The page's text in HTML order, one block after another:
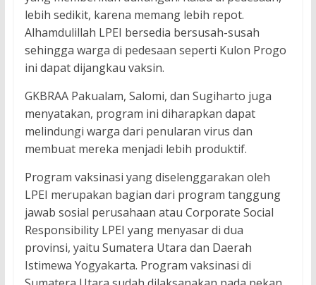
lebih sedikit, karena memang lebih repot.
Alhamdulillah LPEI bersedia bersusah-susah
sehingga warga di pedesaan seperti Kulon Progo
ini dapat dijangkau vaksin.
GKBRAA Pakualam, Salomi, dan Sugiharto juga
menyatakan, program ini diharapkan dapat
melindungi warga dari penularan virus dan
membuat mereka menjadi lebih produktif.
Program vaksinasi yang diselenggarakan oleh
LPEI merupakan bagian dari program tanggung
jawab sosial perusahaan atau Corporate Social
Responsibility LPEI yang menyasar di dua
provinsi, yaitu Sumatera Utara dan Daerah
Istimewa Yogyakarta. Program vaksinasi di